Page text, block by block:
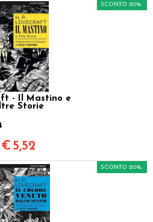
- Il Mastino e
Storie
SCONTO 20%
€ 5,52
SCONTO 20%